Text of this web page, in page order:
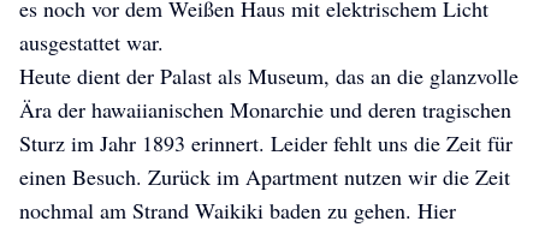
die_labis_on_tour
die_labis_on_tour
es noch vor dem Weißen Haus mit elektrischem Licht
ausgestattet war.
Heute dient der Palast als Museum, das an die glanzvolle
Ära der hawaiianischen Monarchie und deren tragischen
Sturz im Jahr 1893 erinnert. Leider fehlt uns die Zeit für
einen Besuch. Zurück im Apartment nutzen wir die Zeit
nochmal am Strand Waikiki baden zu gehen. Hier
die_labis_on_tour